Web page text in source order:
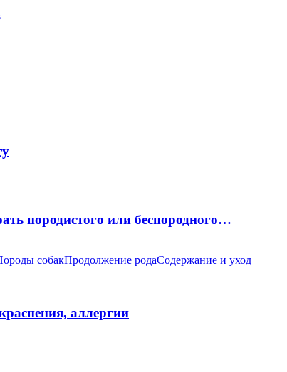
породистого или беспородного…
собакПродолжение родаСодержание и уход
аллергии